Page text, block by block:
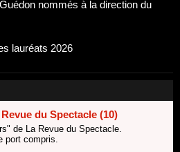
lauréats 2026
2026
Grandes Formes Théâtre 2026
et Olivier Saccomano à la
du Spectacle (10)
de La Revue du Spectacle.
port compris.